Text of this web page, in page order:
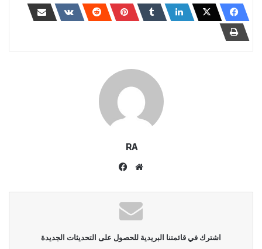
RA
موقع
اشترك في قائمتنا البريدية للحصول على التحديثات الجديدة